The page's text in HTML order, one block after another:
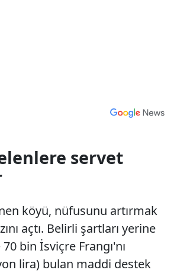
servet
köyü, nüfusunu artırmak
açtı. Belirli şartları yerine
bin İsviçre Frangı'nı
lira) bulan maddi destek